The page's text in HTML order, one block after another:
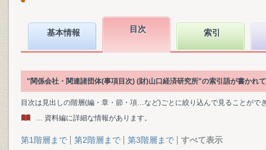
基本情報 目次 索引
"関係会社・関連諸団体(事項目次) (財)山口経済研究所"の索引語が書かれ
目次は見出しの階層(編・章・節・項…など)ごとに絞り込んで見ることがで
… 資料編に詳細な情報があります。
第1階層まで 第2階層まで 第3階層まで すべて表示